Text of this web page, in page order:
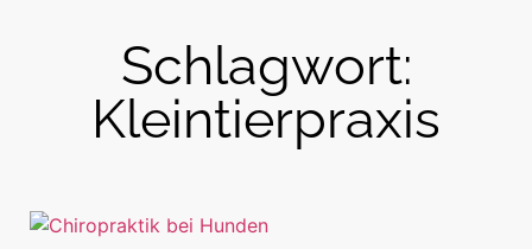
Schlagwort:
Kleintierpraxis